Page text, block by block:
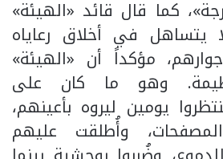
كما قال قائد «الهيئة»
يتساهل في أخلاق رعاياه
مؤكداً أن «الهيئة»
وهو ما كان على
يومين ليروه بأعينهم،
وأُطلقت عليهم